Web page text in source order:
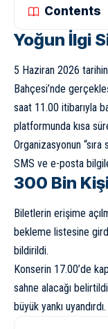
Contents
Yoğun İlgi
5 Haziran 2026
Bahçesi’nde
saat 11.00 itibarıyla
platformunda kısa
Organizasyonun
SMS ve e-posta
300 Bin
Biletlerin erişime
bekleme listesine
bildirildi.
Konserin 17.00’de
sahne alacağı
büyük yankı uyandırdı.